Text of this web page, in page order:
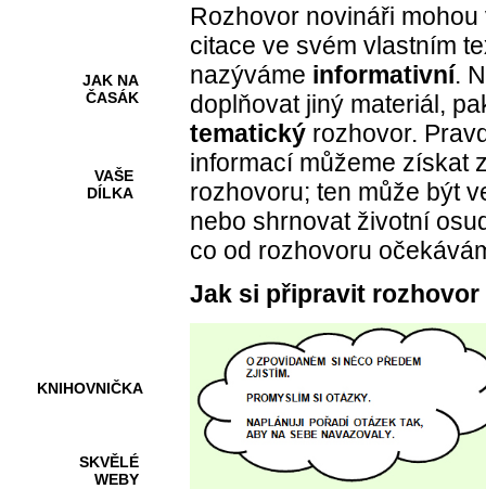
JAK NA
ČASÁK
VAŠE
DÍLKA
KNIHOVNIČKA
SKVĚLÉ
WEBY
Rozhovor novináři
citace ve svém vlastním
nazýváme informativní.
doplňovat jiný materiál,
tematický rozhovor.
informací můžeme získat
rozhovoru; ten může být
nebo shrnovat životní
co od rozhovoru
Jak si připravit rozhovor